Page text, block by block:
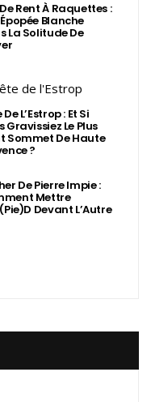
Rent À Raquettes :
Blanche
La Solitude De
L’Estrop : Et Si
Gravissiez Le Plus
Sommet De Haute
?
De Pierre Impie :
Mettre
Devant L’Autre